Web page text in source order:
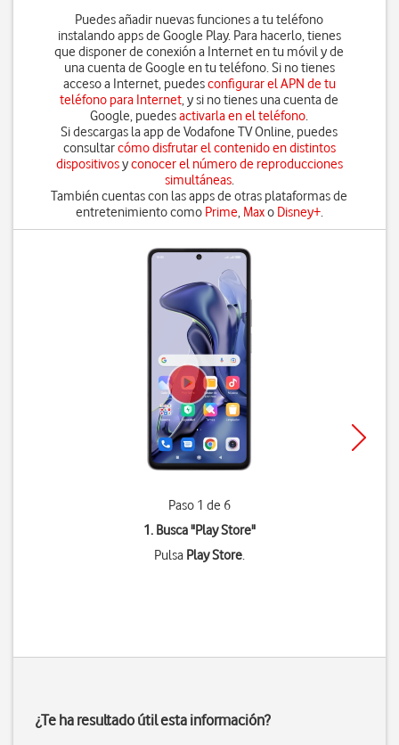
Puedes añadir nuevas funciones a tu teléfono
instalando apps de Google Play. Para hacerlo, tienes
que disponer de conexión a Internet en tu móvil y de
una cuenta de Google en tu teléfono. Si no tienes
acceso a Internet, puedesconfigurar el APN de tu
teléfono para Internet, y si no tienes una cuenta de
Google, puedesactivarla en el teléfono.
Si descargas la app de Vodafone TV Online, puedes
consultarcómo disfrutar el contenido en distintos
dispositivosyconocer el número de reproducciones
simultáneas.
También cuentas con las apps de otras plataformas de
entretenimiento como Prime, Maxo Disney+.
Paso 1 de 6
1. Busca "Play Store"
Pulsa Play Store.
¿Te ha resultado útil esta información?